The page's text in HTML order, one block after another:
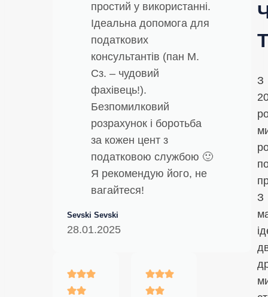
простий у використанні.
Ідеальна допомога для
податкових
консультантів (пан М.
Сз. – чудовий
фахівець!).
Безпомилковий
розрахунок і боротьба
за кожен цент з
податковою службою 🙂
Я рекомендую його, не
вагайтеся!
Sevski Sevski
28.01.2025
З
З